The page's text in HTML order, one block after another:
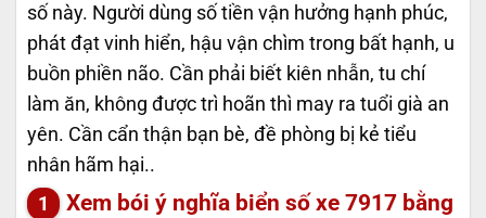
số này. Người dùng số tiền vận hưởng hạnh phúc,
phát đạt vinh hiển, hậu vận chìm trong bất hạnh, u
buồn phiền não. Cần phải biết kiên nhẫn, tu chí
làm ăn, không được trì hoãn thì may ra tuổi già an
yên. Cần cẩn thận bạn bè, đề phòng bị kẻ tiểu
nhân hãm hại..
Xem bói ý nghĩa biển số xe 7917 bằng